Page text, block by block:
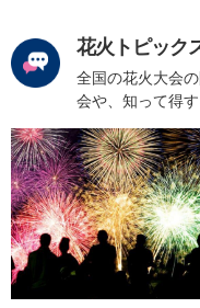
花火トピック
全国の花火大会
会や、知って得